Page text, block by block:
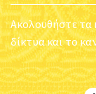
Ακολουθήστε
δίκτυα και το